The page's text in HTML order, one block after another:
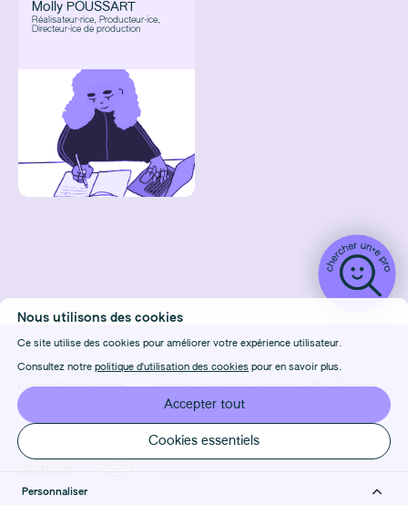
Molly POUSSART
Réalisateur·rice, Producteur·ice,
Directeur·ice de production
Nous utilisons des cookies
Ce site utilise des cookies pour améliorer votre expérience utilisateur.
Consultez notrepolitique d'utilisation des cookies pour en savoir plus.
Cookies essentiels
Accepter tout
Personnaliser
Contact
FAQ
CONDITIONS D'UTILISATION
Confidentialité
CRÉDITS
Équipes :Elles Font Des Films&Elles Tournent
Design & Front-end :